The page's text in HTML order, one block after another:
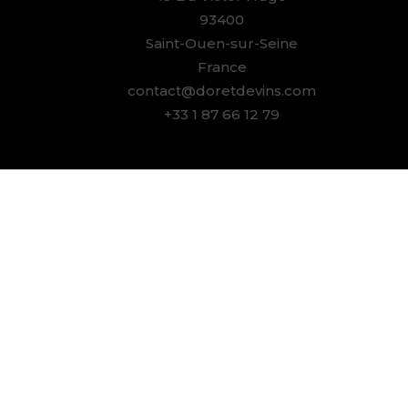
93400
Saint-Ouen-sur-Seine
France
contact@doretdevins.com
+33 1 87 66 12 79